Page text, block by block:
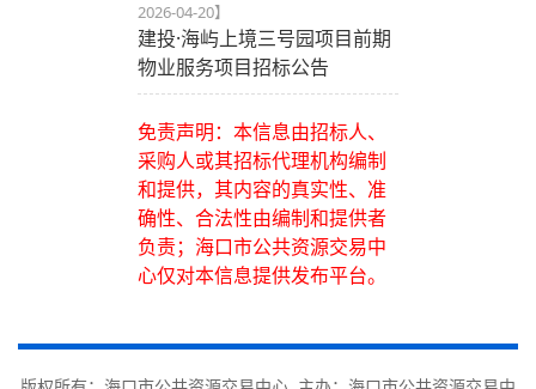
2026-04-20】
建投·海屿上境三号园项目前期
物业服务项目招标公告
免责声明：本信息由招标人、
采购人或其招标代理机构编制
和提供，其内容的真实性、准
确性、合法性由编制和提供者
负责；海口市公共资源交易中
心仅对本信息提供发布平台。